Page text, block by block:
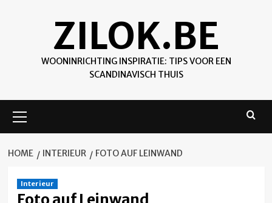
ZILOK.BE
WOONINRICHTING INSPIRATIE: TIPS VOOR EEN
SCANDINAVISCH THUIS
Menu
HOME INTERIEUR FOTO AUF LEINWAND
Interieur